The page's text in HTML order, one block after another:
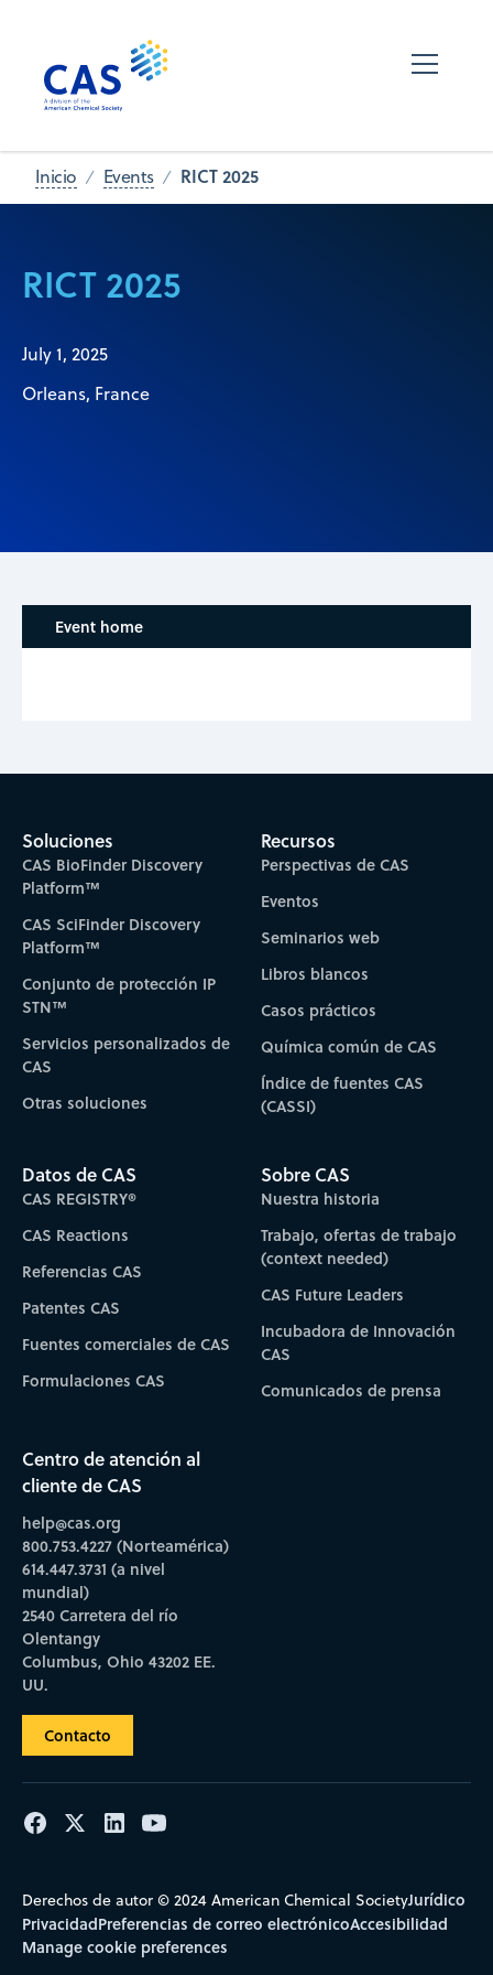
Inicio Events RICT 2025
RICT 2025
July 1, 2025
Orleans, France
Event home
Soluciones
CAS BioFinder Discovery
Platform™
CAS SciFinder Discovery
Platform™
Conjunto de protección IP
STN™
Servicios personalizados de
CAS
Otras soluciones
Recursos
Perspectivas de CAS
Eventos
Seminarios web
Libros blancos
Casos prácticos
Química común de CAS
Índice de fuentes CAS
(CASSI)
Datos de CAS
CAS REGISTRY®
CAS Reactions
Referencias CAS
Patentes CAS
Fuentes comerciales de CAS
Formulaciones CAS
Sobre CAS
Nuestra historia
Trabajo, ofertas de trabajo
(context needed)
CAS Future Leaders
Incubadora de Innovación
CAS
Comunicados de prensa
Centro de atención al
cliente de CAS
help@cas.org
800.753.4227 (Norteamérica)
614.447.3731 (a nivel
mundial)
2540 Carretera del río
Olentangy
Columbus, Ohio 43202 EE.
UU.
Contacto
Derechos de autor © 2024 American Chemical SocietyJurídico
PrivacidadPreferencias de correo electrónicoAccesibilidad
Manage cookie preferences